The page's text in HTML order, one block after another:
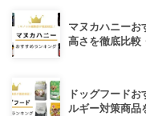
マヌカハニーお
高さを徹底比較
ドッグフード
ルギー対策商品